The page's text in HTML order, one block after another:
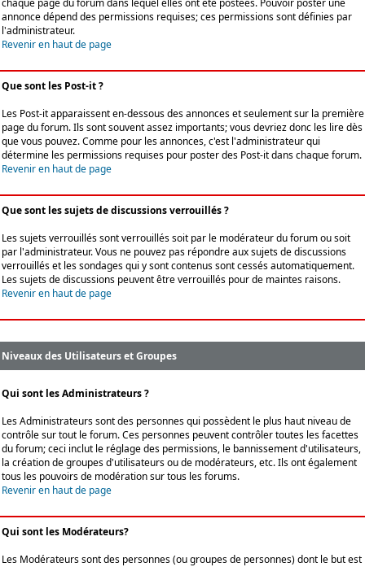
annonce dépend des permissions requises; ces permissions sont définies par
l'administrateur.
Revenir en haut de page
Que sont les Post-it ?
Les Post-it apparaissent en-dessous des annonces et seulement sur la première
page du forum. Ils sont souvent assez importants; vous devriez donc les lire dès
que vous pouvez. Comme pour les annonces, c'est l'administrateur qui
détermine les permissions requises pour poster des Post-it dans chaque forum.
Revenir en haut de page
Que sont les sujets de discussions verrouillés ?
Les sujets verrouillés sont verrouillés soit par le modérateur du forum ou soit
par l'administrateur. Vous ne pouvez pas répondre aux sujets de discussions
verrouillés et les sondages qui y sont contenus sont cessés automatiquement.
Les sujets de discussions peuvent être verrouillés pour de maintes raisons.
Revenir en haut de page
Niveaux des Utilisateurs et Groupes
Qui sont les Administrateurs ?
Les Administrateurs sont des personnes qui possèdent le plus haut niveau de
contrôle sur tout le forum. Ces personnes peuvent contrôler toutes les facettes
du forum; ceci inclut le réglage des permissions, le bannissement d'utilisateurs,
la création de groupes d'utilisateurs ou de modérateurs, etc. Ils ont également
tous les pouvoirs de modération sur tous les forums.
Revenir en haut de page
Qui sont les Modérateurs?
Les Modérateurs sont des personnes (ou groupes de personnes) dont le but est